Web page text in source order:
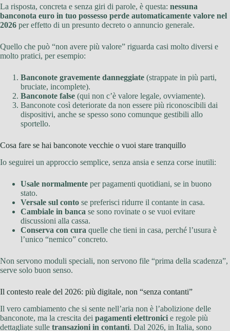
La risposta, concreta e senza giri di parole, è questa: nessuna
banconota euro in tuo possesso perde automaticamente valore nel
2026 per effetto di un presunto decreto o annuncio generale.
Quello che può “non avere più valore” riguarda casi molto diversi e
molto pratici, per esempio:
Banconote gravemente danneggiate (strappate in più parti,
bruciate, incomplete).
Banconote false (qui non c’è valore legale, ovviamente).
Banconote così deteriorate da non essere più riconoscibili dai
dispositivi, anche se spesso sono comunque gestibili allo
sportello.
Cosa fare se hai banconote vecchie o vuoi stare tranquillo
Io seguirei un approccio semplice, senza ansia e senza corse inutili:
Usale normalmente per pagamenti quotidiani, se in buono
stato.
Versale sul conto se preferisci ridurre il contante in casa.
Cambiale in banca se sono rovinate o se vuoi evitare
discussioni alla cassa.
Conserva con cura quelle che tieni in casa, perché l’usura è
l’unico “nemico” concreto.
Non servono moduli speciali, non servono file “prima della scadenza”,
serve solo buon senso.
Il contesto reale del 2026: più digitale, non “senza contanti”
Il vero cambiamento che si sente nell’aria non è l’abolizione delle
banconote, ma la crescita dei pagamenti elettronici e regole più
dettagliate sulle transazioni in contanti. Dal 2026, in Italia, sono